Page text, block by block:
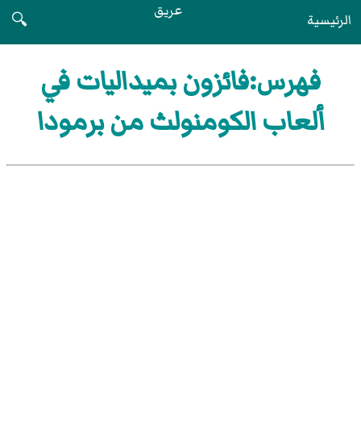
الرئيسية عريق
🔍
فهرس:فائزون بميداليات في
ألعاب الكومنولث من برمودا